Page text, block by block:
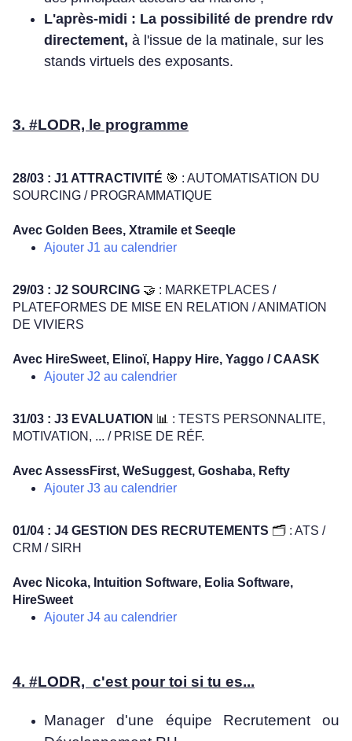
L'après-midi : La possibilité de prendre rdv
directement, à l'issue de la matinale, sur les
stands virtuels des exposants.
3. #LODR, le programme
28/03 : J1 ATTRACTIVITÉ 🎯 : AUTOMATISATION DU
SOURCING / PROGRAMMATIQUE
Avec Golden Bees, Xtramile et Seeqle
Ajouter J1 au calendrier
29/03 : J2 SOURCING 🤝 : MARKETPLACES /
PLATEFORMES DE MISE EN RELATION / ANIMATION
DE VIVIERS
Avec HireSweet, Elinoï, Happy Hire, Yaggo / CAASK
Ajouter J2 au calendrier
31/03 : J3 EVALUATION 📊 : TESTS PERSONNALITE,
MOTIVATION, ... / PRISE DE RÉF.
Avec AssessFirst, WeSuggest, Goshaba, Refty
Ajouter J3 au calendrier
01/04 : J4 GESTION DES RECRUTEMENTS 🗂 : ATS /
CRM / SIRH
Avec Nicoka, Intuition Software, Eolia Software,
HireSweet
Ajouter J4 au calendrier
4. #LODR, c'est pour toi si tu es...
Manager d'une équipe Recrutement ou